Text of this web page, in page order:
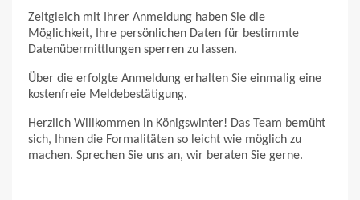
Zeitgleich mit Ihrer Anmeldung haben Sie die
Möglichkeit, Ihre persönlichen Daten für bestimmte
Datenübermittlungen sperren zu lassen.
Über die erfolgte Anmeldung erhalten Sie einmalig eine
kostenfreie Meldebestätigung.
Herzlich Willkommen in Königswinter! Das Team bemüht
sich, Ihnen die Formalitäten so leicht wie möglich zu
machen. Sprechen Sie uns an, wir beraten Sie gerne.